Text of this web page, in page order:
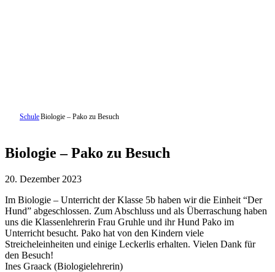
SchuleBiologie – Pako zu Besuch
Biologie – Pako zu Besuch
20. Dezember 2023
Im Biologie – Unterricht der Klasse 5b haben wir die Einheit “Der
Hund” abgeschlossen. Zum Abschluss und als Überraschung haben
uns die Klassenlehrerin Frau Gruhle und ihr Hund Pako im
Unterricht besucht. Pako hat von den Kindern viele
Streicheleinheiten und einige Leckerlis erhalten. Vielen Dank für
den Besuch!
Ines Graack (Biologielehrerin)